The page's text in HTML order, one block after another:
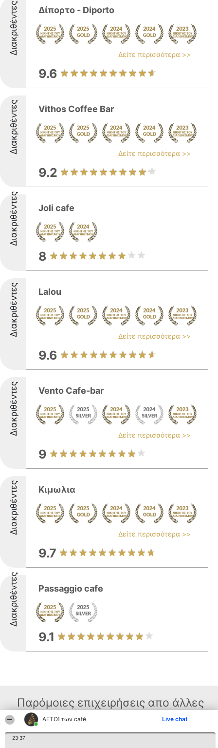
ΑΕΤΟΊ των café Live chat
23:37
Διακριθέντες Δίπορτο - Diporto
Δείτε περισσότερα >>
9.6
Διακριθέντες Vithos Coffee Bar
Δείτε περισσότερα >>
9.2
Διακριθέντες Joli cafe
8
Διακριθέντες Lalou
Δείτε περισσότερα >>
9.6
Διακριθέντες Vento Cafe-bar
Δείτε περισσότερα >>
9
Διακριθέντες Κιμωλια
Δείτε περισσότερα >>
9.7
Διακριθέντες Passaggio cafe
9.1
Παρόμοιες επιχειρήσεις απο άλλες
περιοχές